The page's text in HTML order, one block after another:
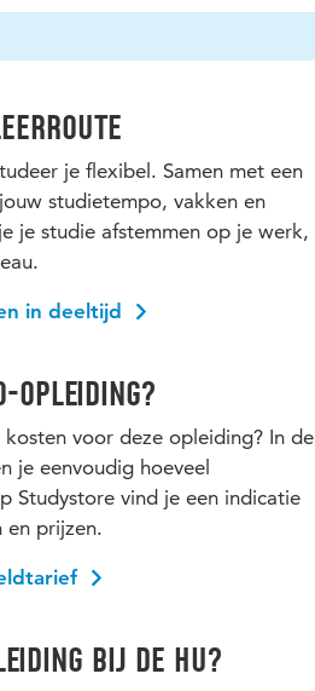
je flexibel. Samen met een
studietempo, vakken en
je studie afstemmen op je werk,
in deeltijd
opleiding?
voor deze opleiding? In de
je eenvoudig hoeveel
Studystore vind je een indicatie
en prijzen.
bij de HU?